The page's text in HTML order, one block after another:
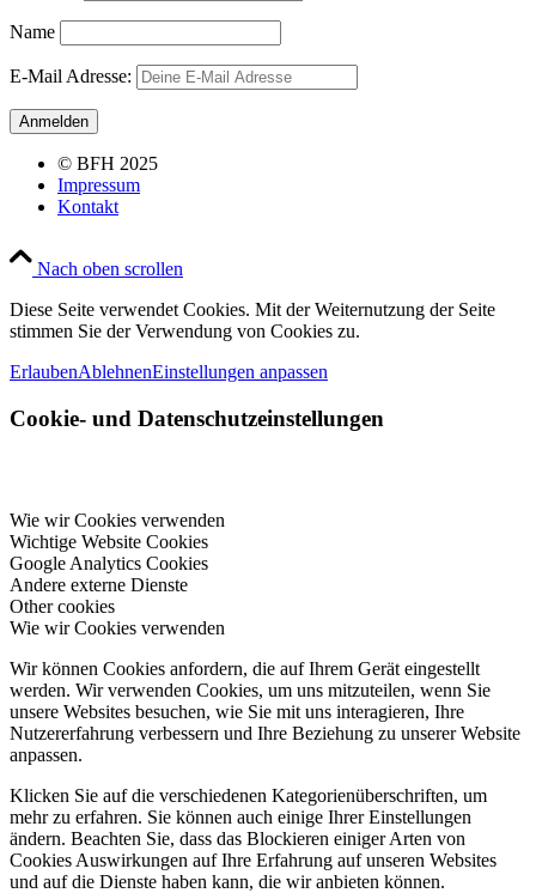
Name
E-Mail Adresse:
© BFH 2025
Impressum
Kontakt
Nach oben scrollen
Diese Seite verwendet Cookies. Mit der Weiternutzung der Seite
stimmen Sie der Verwendung von Cookies zu.
ErlaubenAblehnenEinstellungen anpassen
Cookie- und Datenschutzeinstellungen
Wie wir Cookies verwenden
Wichtige Website Cookies
Google Analytics Cookies
Andere externe Dienste
Other cookies
Wie wir Cookies verwenden
Wir können Cookies anfordern, die auf Ihrem Gerät eingestellt
werden. Wir verwenden Cookies, um uns mitzuteilen, wenn Sie
unsere Websites besuchen, wie Sie mit uns interagieren, Ihre
Nutzererfahrung verbessern und Ihre Beziehung zu unserer Website
anpassen.
Klicken Sie auf die verschiedenen Kategorienüberschriften, um
mehr zu erfahren. Sie können auch einige Ihrer Einstellungen
ändern. Beachten Sie, dass das Blockieren einiger Arten von
Cookies Auswirkungen auf Ihre Erfahrung auf unseren Websites
und auf die Dienste haben kann, die wir anbieten können.